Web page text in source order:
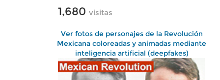
1,680 visitas
Ver fotos de personajes de la Revolución
Mexicana coloreadas y animadas mediante
inteligencia artificial (deepfakes)